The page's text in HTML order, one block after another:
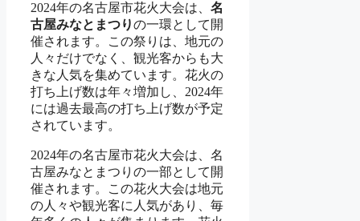
2024年の名古屋市花火大会は、 名
古屋みなとまつりの一環として開
催されます。この祭りは、地元の
人々だけでなく、観光客からも大
きな人気を集めています。花火の
打ち上げ数は年々増加し、2024年
には過去最高の打ち上げ数が予定
されています。
2024年の名古屋市花火大会は、名
古屋みなとまつりの一部として開
催されます。この花火大会は地元
の人々や観光客に人気があり、毎